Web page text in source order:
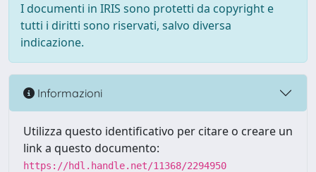
I documenti in IRIS sono protetti da copyright e
tutti i diritti sono riservati, salvo diversa
indicazione.
Informazioni
Utilizza questo identificativo per citare o creare un
link a questo documento:
https://hdl.handle.net/11368/2294950